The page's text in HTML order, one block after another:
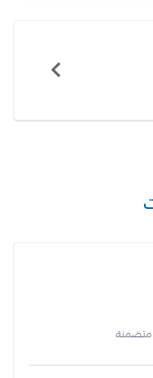
متضمنة